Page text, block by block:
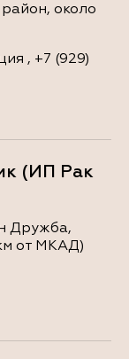
около
, +7 (929)
(ИП Рак
Дружба,
от МКАД)